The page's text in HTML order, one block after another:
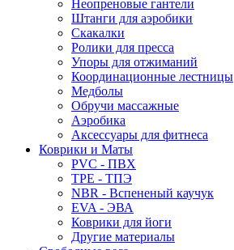
Неопреновые гантели
Штанги для аэробики
Скакалки
Ролики для пресса
Упоры для отжиманий
Координационные лестницы
Медболы
Обручи массажные
Аэробика
Аксессуары для фитнеса
Коврики и Маты
PVC - ПВХ
TPE - ТПЭ
NBR - Вспененый каучук
EVA - ЭВА
Коврики для йоги
Другие материалы